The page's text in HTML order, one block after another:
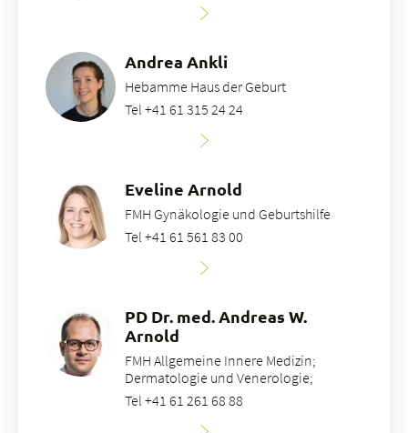
Andrea Ankli
Hebamme Haus der Geburt
Tel +41 61 315 24 24
Eveline Arnold
FMH Gynäkologie und Geburtshilfe
Tel +41 61 561 83 00
PD Dr. med. Andreas W.
Arnold
FMH Allgemeine Innere Medizin;
Dermatologie und Venerologie;
Tel +41 61 261 68 88